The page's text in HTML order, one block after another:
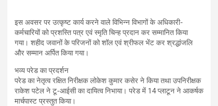
इस अवसर पर उत्कृष्ट कार्य करने वाले विभिन्न विभागों के अधिकारी-
कर्मचारियों को प्रशस्ति पत्र एवं स्मृति चिन्ह प्रदान कर सम्मानित किया
गया। शहीद जवानों के परिजनों को शॉल एवं श्रीफल भेंट कर श्रद्धांजलि
और सम्मान अर्पित किया गया।
भव्य परेड का प्रदर्शन
परेड का नेतृत्व रक्षित निरीक्षक लोकेश कुमार कसेर ने किया तथा उपनिरीक्षक
राकेश पटेल ने टू-आईसी का दायित्व निभाया। परेड में 14 प्लाटून ने आकर्षक
मार्चपास्ट प्रस्तुत किया।